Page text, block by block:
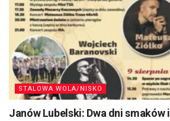
STALOWA WOLA/NISKO
Janów Lubelski: Dwa dni smaków